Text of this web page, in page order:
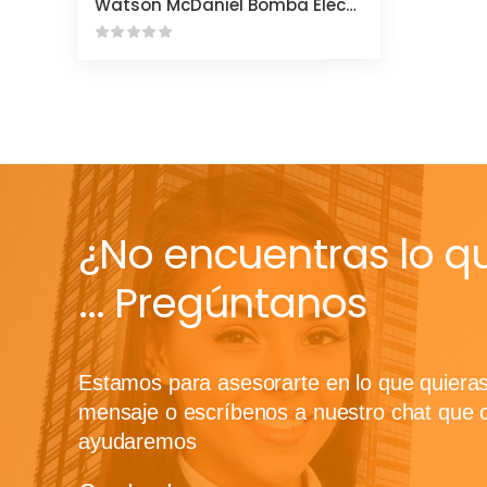
¿No encuentras lo
... Pregúntanos
Estamos para asesorarte en lo que
mensaje o escríbenos a nuestro chat que
ayudaremos